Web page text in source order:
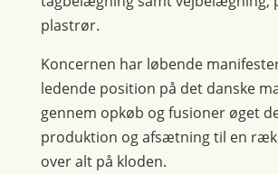
plastrør.
Koncernen har løbende
ledende position på det danske
gennem opkøb og fusioner øget
produktion og afsætning til en
over alt på kloden.